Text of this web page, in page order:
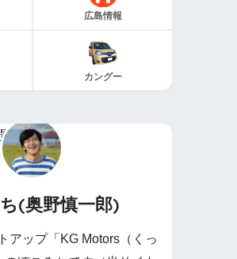
広島情報
カングー
(奥野慎一郎)
アップ「KG Motors（くっ